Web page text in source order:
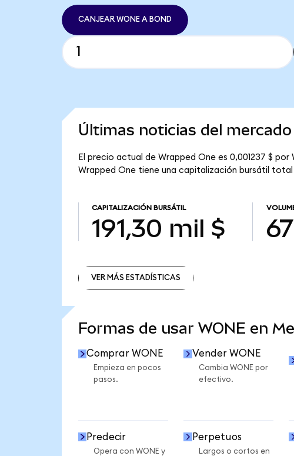
CANJEAR WONE A BOND
Últimas noticias del
El precio actual de Wrapped One es 0,001237 $
Wrapped One tiene una capitalización bursátil total
CAPITALIZACIÓN BURSÁTIL
191,30 mil $
VER MÁS ESTADÍSTICAS
Formas de usar WONE en
Comprar WONE
Empieza en pocos
pasos.
Vender WONE
Cambia WONE por
efectivo.
Predecir
Opera con WONE y
Perpetuos
Largos o cortos en